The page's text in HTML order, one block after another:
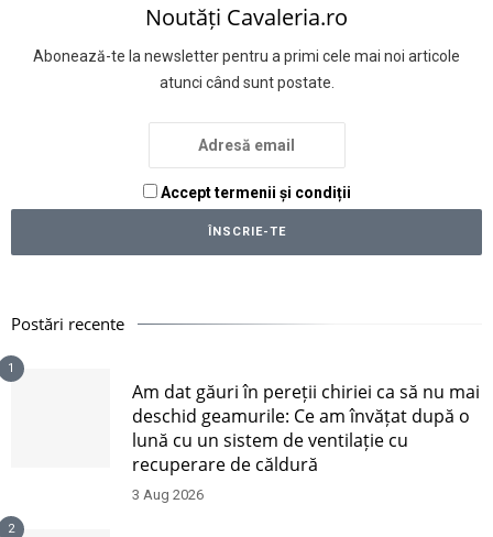
Noutăți Cavaleria.ro
Abonează-te la newsletter pentru a primi cele mai noi articole
atunci când sunt postate.
Accept termenii și condiții
Postări recente
1
Am dat găuri în pereții chiriei ca să nu mai
deschid geamurile: Ce am învățat după o
lună cu un sistem de ventilație cu
recuperare de căldură
3 Aug 2026
2